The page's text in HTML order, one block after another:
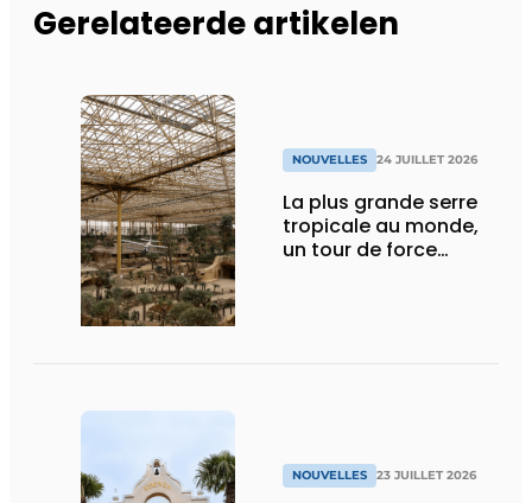
Gerelateerde artikelen
NOUVELLES 24 JUILLET 2026
La plus grande serre
tropicale au monde,
un tour de force
NOUVELLES 23 JUILLET 2026